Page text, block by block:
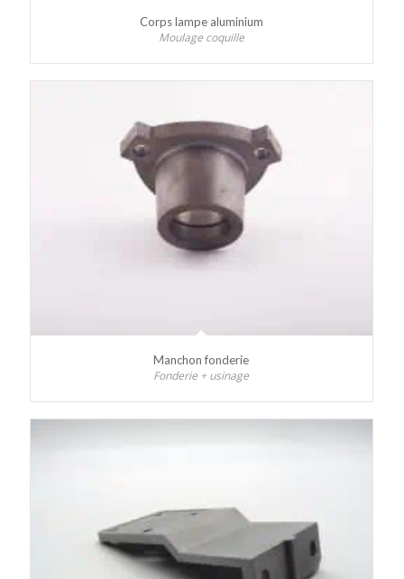
Corps lampe aluminium
Moulage coquille
Manchon fonderie
Fonderie + usinage